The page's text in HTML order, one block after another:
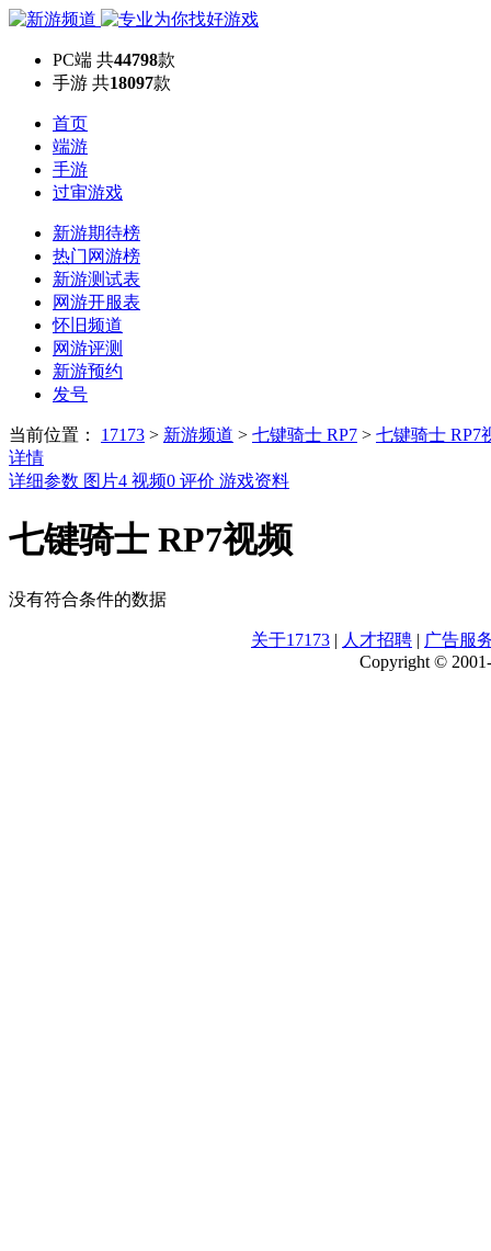
PC端 共44798款
手游 共18097款
首页
端游
手游
过审游戏
新游期待榜
热门网游榜
新游测试表
网游开服表
怀旧频道
网游评测
新游预约
发号
当前位置： 17173 > 新游频道 > 七键骑士 RP7 > 七键骑士 RP7
详情
详细参数 图片4 视频0 评价 游戏资料
七键骑士 RP7视频
没有符合条件的数据
关于17173 | 人才招聘 | 广告服
Copyright ©